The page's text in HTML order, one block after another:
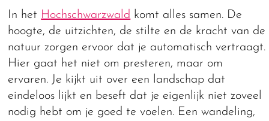
In het Hochschwarzwald komt alles samen. De
hoogte, de uitzichten, de stilte en de kracht van de
natuur zorgen ervoor dat je automatisch vertraagt.
Hier gaat het niet om presteren, maar om
ervaren. Je kijkt uit over een landschap dat
eindeloos lijkt en beseft dat je eigenlijk niet zoveel
nodig hebt om je goed te voelen. Een wandeling,